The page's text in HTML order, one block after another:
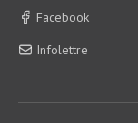
Facebook
Infolettre